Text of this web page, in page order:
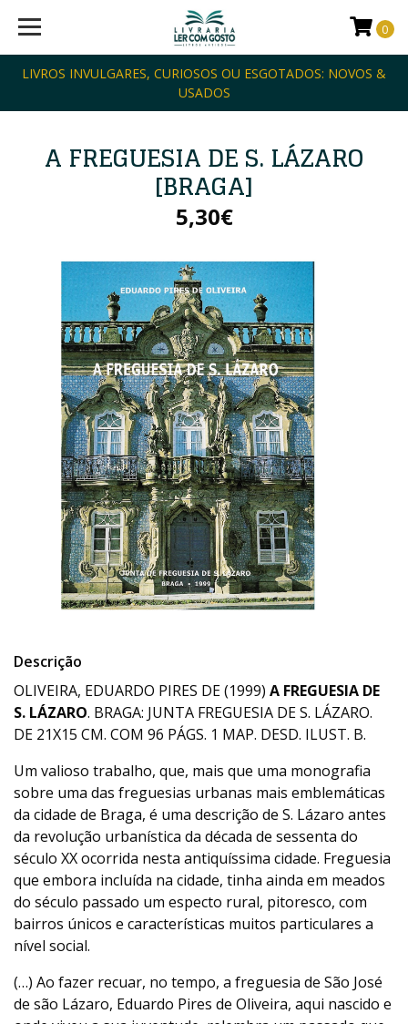
LIVROS INVULGARES, CURIOSOS OU ESGOTADOS: NOVOS &
USADOS
0
A FREGUESIA DE S. LÁZARO
[BRAGA]
5,30€
Descrição
OLIVEIRA, EDUARDO PIRES DE (1999) A FREGUESIA DE
S. LÁZARO. BRAGA: JUNTA FREGUESIA DE S. LÁZARO.
DE 21X15 CM. COM 96 PÁGS. 1 MAP. DESD. ILUST. B.
Um valioso trabalho, que, mais que uma monografia
sobre uma das freguesias urbanas mais emblemáticas
da cidade de Braga, é uma descrição de S. Lázaro antes
da revolução urbanística da década de sessenta do
século XX ocorrida nesta antiquíssima cidade. Freguesia
que embora incluída na cidade, tinha ainda em meados
do século passado um especto rural, pitoresco, com
bairros únicos e características muitos particulares a
nível social.
(…) Ao fazer recuar, no tempo, a freguesia de São José
de são Lázaro, Eduardo Pires de Oliveira, aqui nascido e